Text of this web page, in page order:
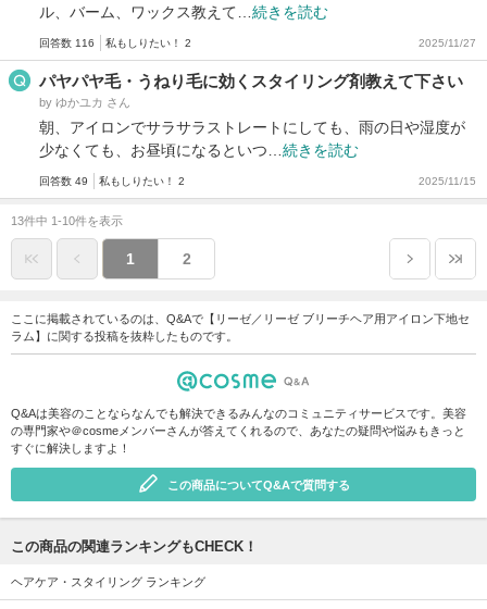
ル、バーム、ワックス教えて… 続きを読む
回答数 116 私もしりたい！ 2 2025/11/27
パヤパヤ毛・うねり毛に効くスタイリング剤教えて下さい
by ゆかユカ さん
朝、アイロンでサラサラストレートにしても、雨の日や湿度が
少なくても、お昼頃になるといつ… 続きを読む
回答数 49 私もしりたい！ 2 2025/11/15
13件中 1-10件を表示
1 2
ここに掲載されているのは、Q&Aで【リーゼ／リーゼ ブリーチヘア用アイロン下地セ
ラム】に関する投稿を抜粋したものです。
Q&Aは美容のことならなんでも解決できるみんなのコミュニティサービスです。美容
の専門家や＠cosmeメンバーさんが答えてくれるので、あなたの疑問や悩みもきっと
すぐに解決しますよ！
この商品についてQ&Aで質問する
この商品の関連ランキングもCHECK！
ヘアケア・スタイリング ランキング